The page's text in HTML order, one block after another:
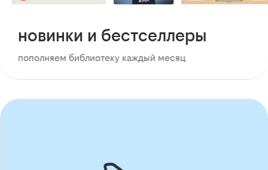
новинки и бестселлеры
пополняем библиотеку каждый месяц